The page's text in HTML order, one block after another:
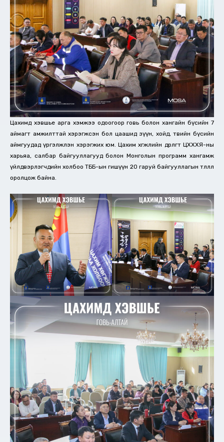
Цахимд хэвшье арга хэмжээ одоогоор говь болон хангайн бүсийн 7
аймагт амжилттай хэрэгжсэн бол цаашид зүүн, хойд, төвийн бүсийн
аймгуудад үргэлжлэн хэрэгжих юм. Цахим хөгжлийн өдөрлөгт ЦХХХЯ-ны
харьяа, салбар байгууллагууд болон Монголын программ хангамж
үйлдвэрлэгчдийн холбоо ТББ-ын гишүүн 20 гаруй байгууллагын төлөөлөл
оролцож байна.